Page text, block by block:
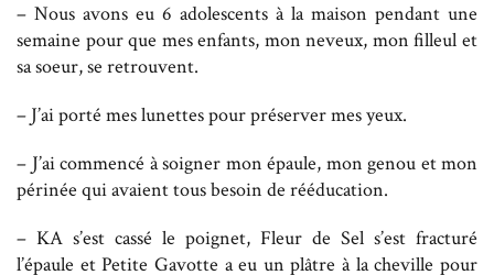
– Nous avons eu 6 adolescents à la maison pendant une
semaine pour que mes enfants, mon neveux, mon filleul et
sa soeur, se retrouvent.
– J’ai porté mes lunettes pour préserver mes yeux.
– J’ai commencé à soigner mon épaule, mon genou et mon
périnée qui avaient tous besoin de rééducation.
– KA s’est cassé le poignet, Fleur de Sel s’est fracturé
l’épaule et Petite Gavotte a eu un plâtre à la cheville pour